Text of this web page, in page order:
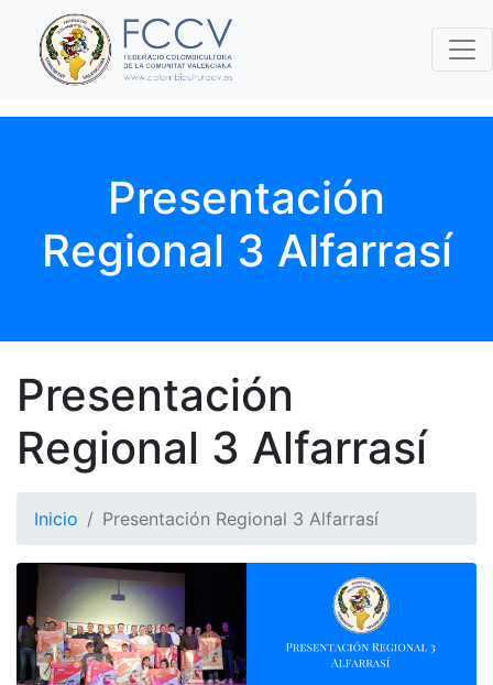
Presentación
Regional 3 Alfarrasí
Presentación
Regional 3 Alfarrasí
Inicio Presentación Regional 3 Alfarrasí